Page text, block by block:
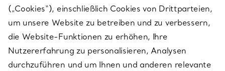
SERVICES
ÜBER TIFFANY & CO.
(„Cookies“), einschließlich Cookies von Drittparteien,
um unsere Website zu betreiben und zu verbessern,
die Website-Funktionen zu erhöhen, Ihre
Nutzererfahrung zu personalisieren, Analysen
durchzuführen und um Ihnen und anderen relevante